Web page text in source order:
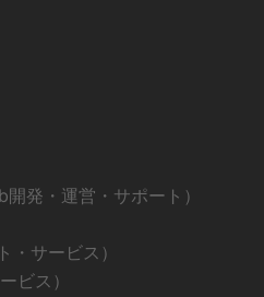
発・運営・サポート）
サービス）
ビス）